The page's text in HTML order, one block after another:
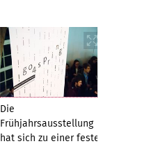
Die
Frühjahrsausstellung
hat sich zu einer festen